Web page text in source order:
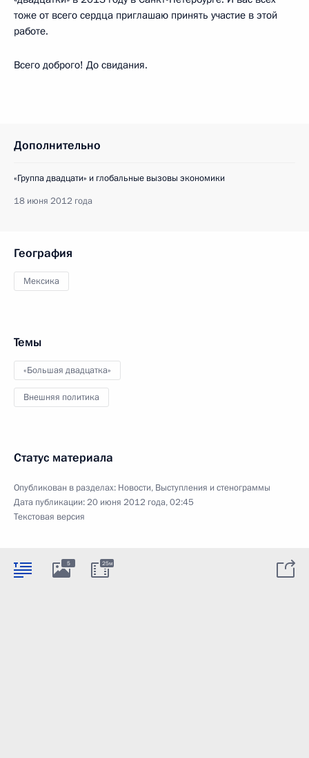
тоже от всего сердца приглашаю принять участие в этой
работе.
Всего доброго! До свидания.
Дополнительно
«Группа двадцати» и глобальные вызовы экономики
18 июня 2012 года
География
Мексика
Темы
«Большая двадцатка»
Внешняя политика
Статус материала
Опубликован в разделах: Новости, Выступления и стенограммы
Дата публикации:20 июня 2012 года, 02:45
Текстовая версия
5 25м